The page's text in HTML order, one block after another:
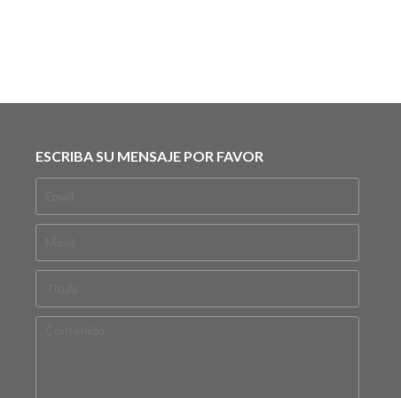
ESCRIBA SU MENSAJE POR FAVOR